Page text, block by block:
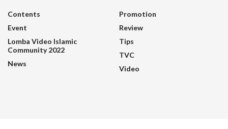
Contents
Event
Lomba Video Islamic
Community 2022
News
Promotion
Review
Tips
TVC
Video